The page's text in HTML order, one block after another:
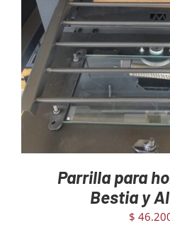
AGREGAR AL
Parrilla para
Bestia y
$